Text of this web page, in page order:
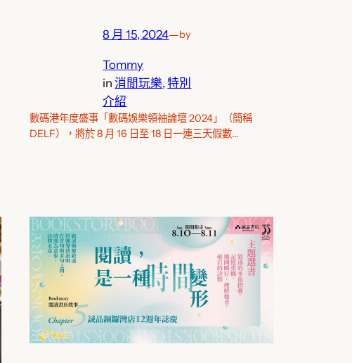
8 月 15, 2024—by
Tommy
in消閒玩樂, 特別
介紹
數碼港年度盛事「數碼娛樂領袖論壇 2024」（簡稱
DELF），將於 8 月 16 日至 18 日一連三天假數…